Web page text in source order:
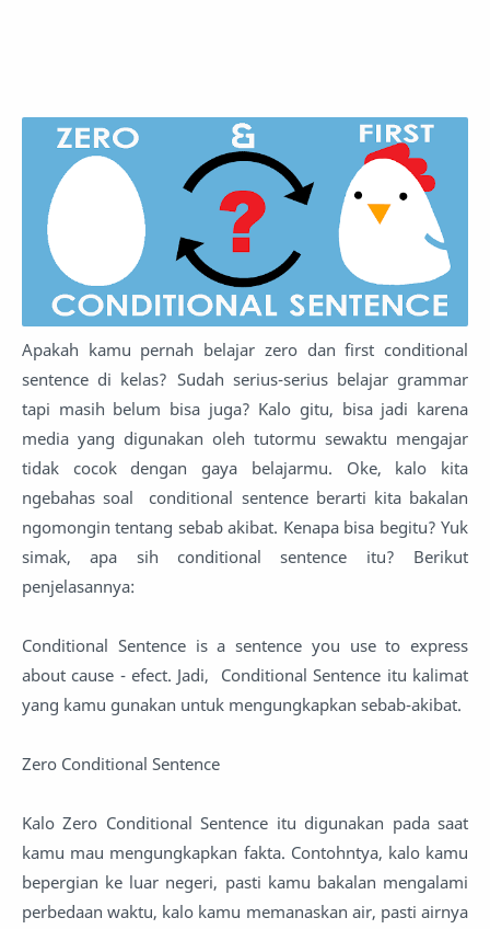
Apakah kamu pernah belajar zero dan first conditional
sentence di kelas? Sudah serius-serius belajar grammar
tapi masih belum bisa juga? Kalo gitu, bisa jadi karena
media yang digunakan oleh tutormu sewaktu mengajar
tidak cocok dengan gaya belajarmu. Oke, kalo kita
ngebahas soal conditional sentence berarti kita bakalan
ngomongin tentang sebab akibat. Kenapa bisa begitu? Yuk
simak, apa sih conditional sentence itu? Berikut
penjelasannya:
Conditional Sentence is a sentence you use to express
about cause - efect. Jadi, Conditional Sentence itu kalimat
yang kamu gunakan untuk mengungkapkan sebab-akibat.
Zero Conditional Sentence
Kalo Zero Conditional Sentence itu digunakan pada saat
kamu mau mengungkapkan fakta. Contohntya, kalo kamu
bepergian ke luar negeri, pasti kamu bakalan mengalami
perbedaan waktu, kalo kamu memanaskan air, pasti airnya